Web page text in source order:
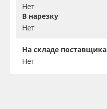
Нет
В нарезку
Нет
На складе поставщика
Нет